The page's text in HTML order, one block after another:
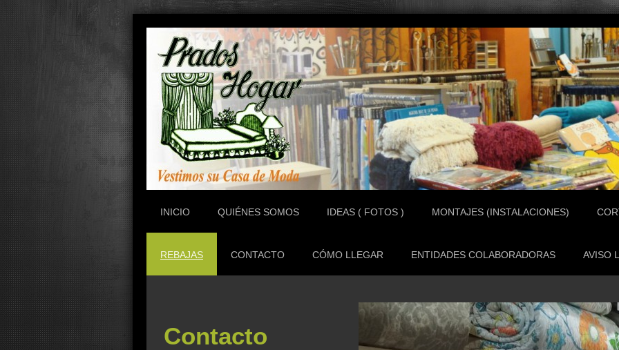
INICIO QUIÉNES SOMOS IDEAS ( FOTOS ) MONTAJES (INSTALACIONES)
REBAJAS CONTACTO CÓMO LLEGAR ENTIDADES COLABORADORAS AVISO
Contacto